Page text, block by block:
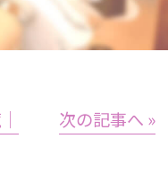
次の記事へ »